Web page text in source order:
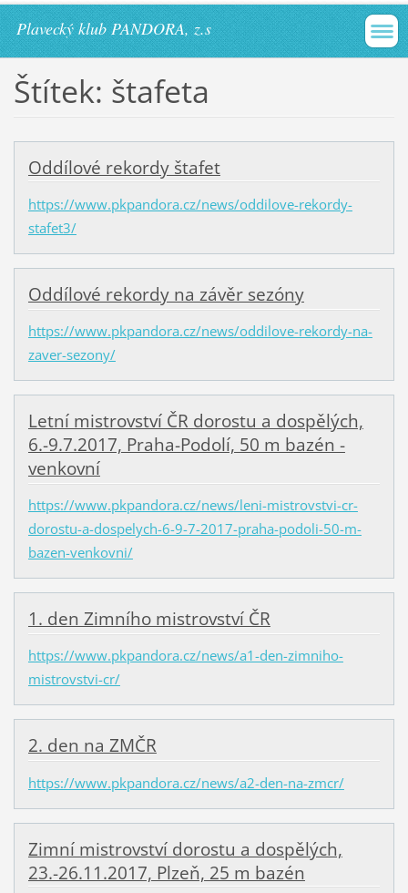
Plavecký klub PANDORA, z.s
Štítek: štafeta
Oddílové rekordy štafet
https://www.pkpandora.cz/news/oddilove-rekordy-
stafet3/
Oddílové rekordy na závěr sezóny
https://www.pkpandora.cz/news/oddilove-rekordy-na-
zaver-sezony/
Letní mistrovství ČR dorostu a dospělých,
6.-9.7.2017, Praha-Podolí, 50 m bazén -
venkovní
https://www.pkpandora.cz/news/leni-mistrovstvi-cr-
dorostu-a-dospelych-6-9-7-2017-praha-podoli-50-m-
bazen-venkovni/
1. den Zimního mistrovství ČR
https://www.pkpandora.cz/news/a1-den-zimniho-
mistrovstvi-cr/
2. den na ZMČR
https://www.pkpandora.cz/news/a2-den-na-zmcr/
Zimní mistrovství dorostu a dospělých,
23.-26.11.2017, Plzeň, 25 m bazén